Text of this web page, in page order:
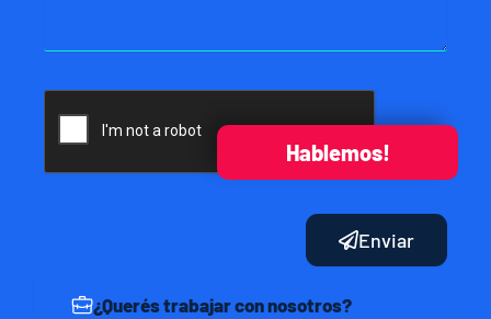
Hablemos!
¿Querés trabajar con nosotros?
Enviar